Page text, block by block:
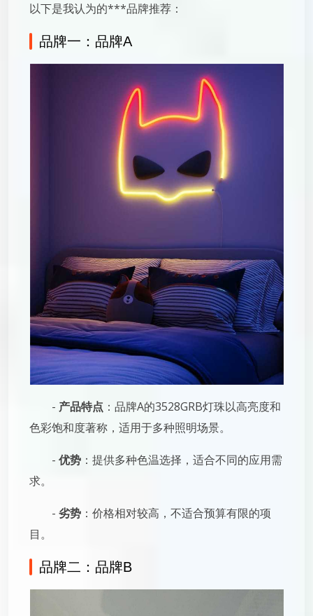
以下是我认为的***品牌推荐：
品牌一：品牌A
- 产品特点 ：品牌A的3528GRB灯珠以高亮度和
色彩饱和度著称，适用于多种照明场景。
- 优势 ：提供多种色温选择，适合不同的应用需
求。
- 劣势 ：价格相对较高，不适合预算有限的项
目。
品牌二：品牌B